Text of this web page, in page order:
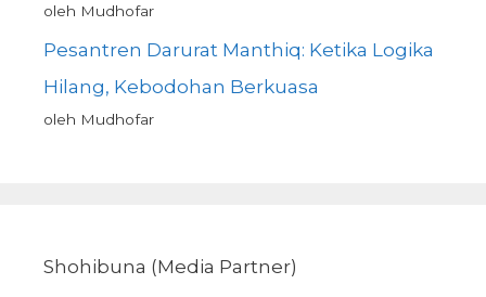
oleh Mudhofar
Pesantren Darurat Manthiq: Ketika Logika
Hilang, Kebodohan Berkuasa
oleh Mudhofar
Shohibuna (Media Partner)